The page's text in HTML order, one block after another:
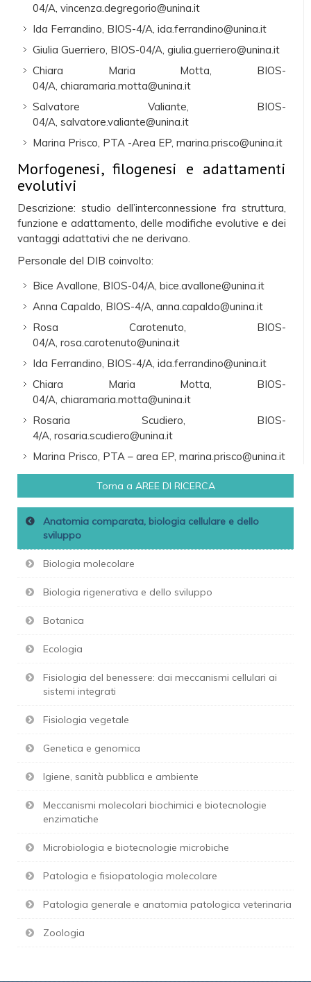
04/A, vincenza.degregorio@unina.it
Ida Ferrandino, BIOS-4/A, ida.ferrandino@unina.it
Giulia Guerriero, BIOS-04/A, giulia.guerriero@unina.it
Chiara Maria Motta, BIOS-
04/A, chiaramaria.motta@unina.it
Salvatore Valiante, BIOS-
04/A, salvatore.valiante@unina.it
Marina Prisco, PTA -Area EP, marina.prisco@unina.it
Morfogenesi, filogenesi e adattamenti
evolutivi
Descrizione: studio dell’interconnessione fra struttura,
funzione e adattamento, delle modifiche evolutive e dei
vantaggi adattativi che ne derivano.
Personale del DIB coinvolto:
Bice Avallone, BIOS-04/A, bice.avallone@unina.it
Anna Capaldo, BIOS-4/A, anna.capaldo@unina.it
Rosa Carotenuto, BIOS-
04/A, rosa.carotenuto@unina.it
Ida Ferrandino, BIOS-4/A, ida.ferrandino@unina.it
Chiara Maria Motta, BIOS-
04/A, chiaramaria.motta@unina.it
Rosaria Scudiero, BIOS-
4/A, rosaria.scudiero@unina.it
Marina Prisco, PTA – area EP, marina.prisco@unina.it
Torna a AREE DI RICERCA
Anatomia comparata, biologia cellulare e dello
sviluppo
Biologia molecolare
Biologia rigenerativa e dello sviluppo
Botanica
Ecologia
Fisiologia del benessere: dai meccanismi cellulari ai
sistemi integrati
Fisiologia vegetale
Genetica e genomica
Igiene, sanità pubblica e ambiente
Meccanismi molecolari biochimici e biotecnologie
enzimatiche
Microbiologia e biotecnologie microbiche
Patologia e fisiopatologia molecolare
Patologia generale e anatomia patologica veterinaria
Zoologia